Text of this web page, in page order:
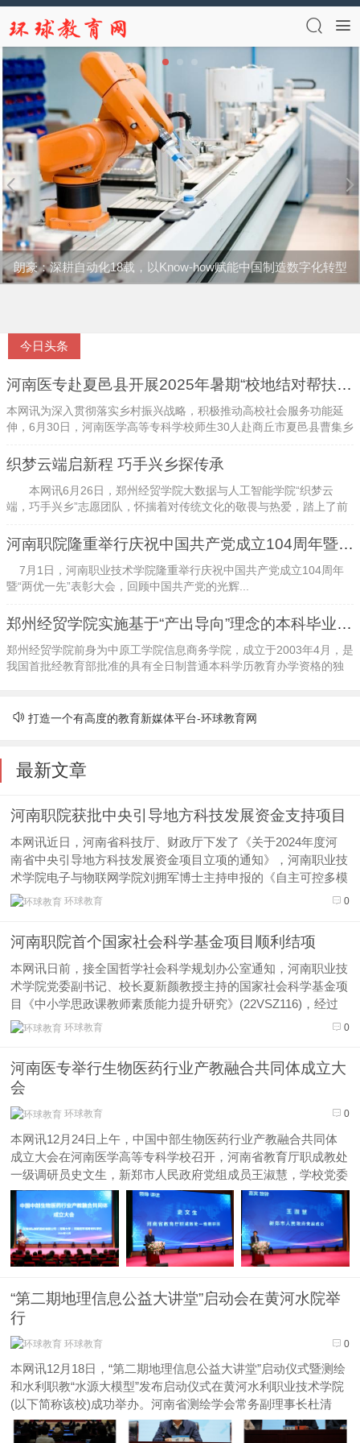
字化转型
今日头条
河南医专赴夏邑县开展2025年暑期“校地结对帮扶”活动
本网讯为深入贯彻落实乡村振兴战略，积极推动高校社会服务功能延
伸，6月30日，河南医学高等专科学校师生30人赴商丘市夏邑县曹集乡
织梦云端启新程 巧手兴乡探传承
本网讯6月26日，郑州经贸学院大数据与人工智能学院“织梦云
端，巧手兴乡”志愿团队，怀揣着对传统文化的敬畏与热爱，踏上了前
河南职院隆重举行庆祝中国共产党成立104周年暨“两优一先”表彰大会
7月1日，河南职业技术学院隆重举行庆祝中国共产党成立104周年
暨“两优一先”表彰大会，回顾中国共产党的光辉...
郑州经贸学院实施基于“产出导向”理念的本科毕业设计改革与实践
郑州经贸学院前身为中原工学院信息商务学院，成立于2003年4月，是
我国首批经教育部批准的具有全日制普通本科学历教育办学资格的独
打造一个有高度的教育新媒体平台-环球教育网
最新文章
河南职院获批中央引导地方科技发展资金支持项目
本网讯近日，河南省科技厅、财政厅下发了《关于2024年度河
南省中央引导地方科技发展资金项目立项的通知》，河南职业技
术学院电子与物联网学院刘拥军博士主持申报的《自主可控多模
抗干扰时统设备推广应用》项目获批立项，获得80万元资金支
为河南省赋予科研...
0
环球教育
河南职院首个国家社会科学基金项目顺利结项
本网讯日前，接全国哲学社会科学规划办公室通知，河南职业技
术学院党委副书记、校长夏新颜教授主持的国家社会科学基金项
目《中小学思政课教师素质能力提升研究》(22VSZ116)，经过
专家匿名评审鉴定和全国哲学社会科学规划办审批，顺利通过结
0
环球教育
河南医专举行生物医药行业产教融合共同体成立大
会
0
环球教育
本网讯12月24日上午，中国中部生物医药行业产教融合共同体
成立大会在河南医学高等专科学校召开，河南省教育厅职成教处
一级调研员史文生，新郑市人民政府党组成员王淑慧，学校党委
书记花明，校长孙韬，以及来自省内外的91家院校、医院、行业
协会和企业代表共200余人参加了大会。花明代表学校向与会人
员表示热烈的...
“第二期地理信息公益大讲堂”启动会在黄河水院举
行
0
环球教育
本网讯12月18日，“第二期地理信息公益大讲堂”启动仪式暨测绘
和水利职教“水源大模型”发布启动仪式在黄河水利职业技术学院
(以下简称该校)成功举办。河南省测绘学会常务副理事长杜清
华，河南省测绘学会监事长梁再培，河南省自然资源厅测绘地理
信息管理处三级调研员李金磊，河南省测绘学会秘书长周学军，